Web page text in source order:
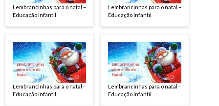
Lembrancinhas para o natal –
Educação Infantil
Lembrancinhas para o natal -
Educação Infantil
Lembrancinhas para o natal –
Educação Infantil
Lembrancinhas para o natal -
Educação Infantil